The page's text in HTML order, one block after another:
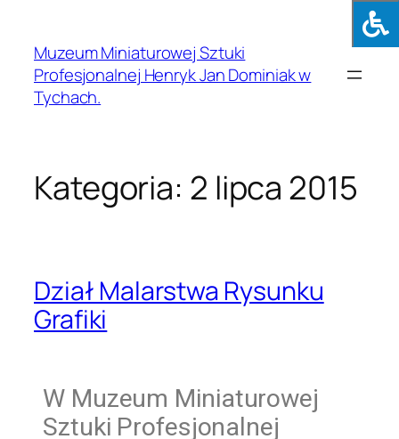
Muzeum Miniaturowej Sztuki
Profesjonalnej Henryk Jan Dominiak w
Tychach.
Kategoria: 2 lipca 2015
Dział Malarstwa Rysunku
Grafiki
W Muzeum Miniaturowej
Sztuki Profesjonalnej